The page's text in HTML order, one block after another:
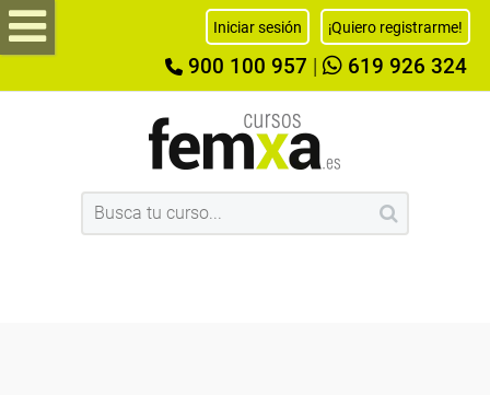
Iniciar sesión ¡Quiero registrarme!
900 100 957 619 926 324